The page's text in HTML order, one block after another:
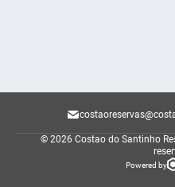
© 2026 Costao do Santinho
Powered by